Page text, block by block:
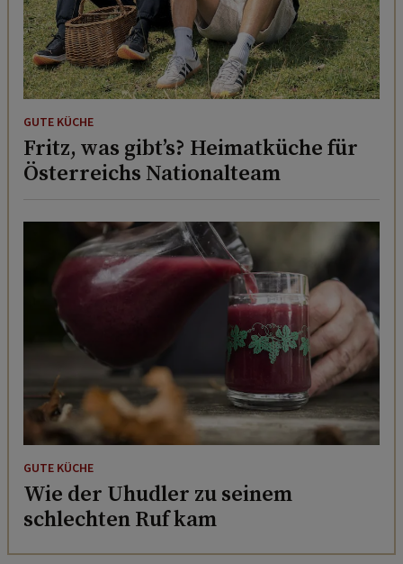
GUTE KÜCHE
Fritz, was gibt’s? Heimatküche für
Österreichs Nationalteam
GUTE KÜCHE
Wie der Uhudler zu seinem
schlechten Ruf kam